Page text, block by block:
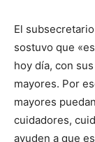
El
sostuvo que
hoy día, con
mayores. Por
mayores
cuidadores,
ayuden a que